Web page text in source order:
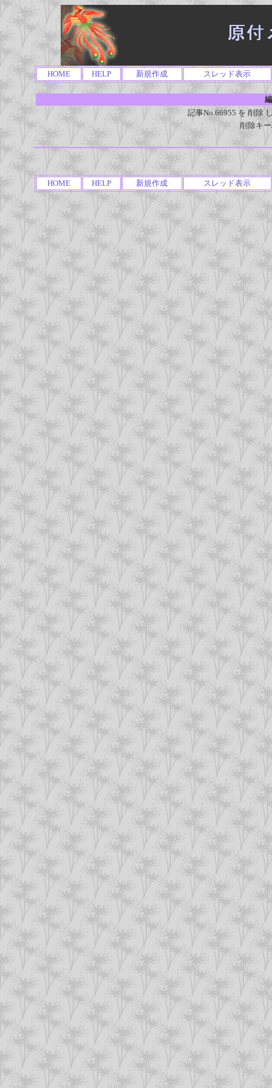
HOME HELP 新規作成 スレッド表示
記事No.66955 を 削除
削除キ
HOME HELP 新規作成 スレッド表示